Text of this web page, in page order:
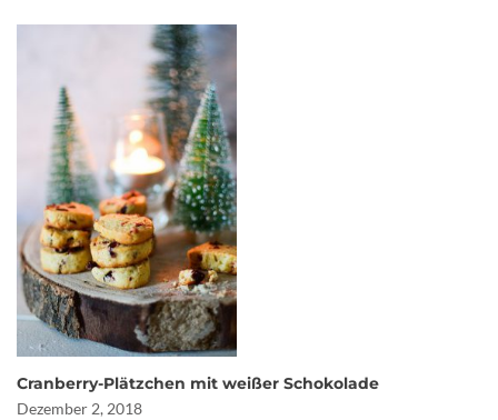
Cranberry-Plätzchen mit weißer Schokolade
Dezember 2, 2018